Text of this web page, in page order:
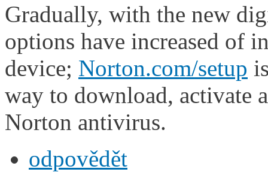
Gradually, with the new
options have increased of
device; Norton.com/setup
way to download, activate
Norton antivirus.
odpovědět